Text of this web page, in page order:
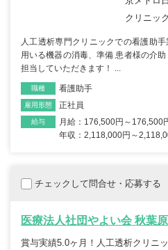
クリニッ
人工透析専門クリニックでの看護助
用いる機器の消毒、準備 患者様の介
担当していただきます！ ...
職種 看護助手
雇用形態 正社員
給与
月給：176,500円～176,500
年収：2,118,000円～
チェックして問合せ・応募する
医療法人社団やよい会 秋葉
賞与実績5.0ヶ月！人工透析クリニ